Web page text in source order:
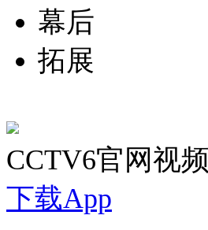
幕后
拓展
CCTV6官网视
下载App